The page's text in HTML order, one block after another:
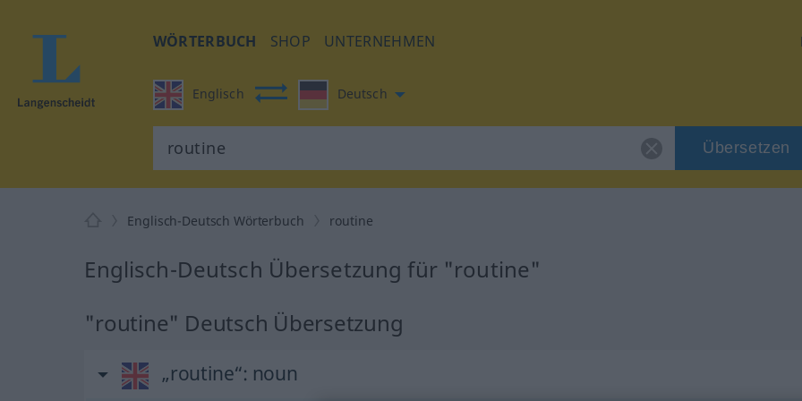
WÖRTERBUCH SHOP UNTERNEHMEN
Englisch Deutsch
Übersetzen
Englisch-Deutsch Wörterbuch routine
Englisch-Deutsch Übersetzung für "routine"
"routine" Deutsch Übersetzung
„routine“: noun